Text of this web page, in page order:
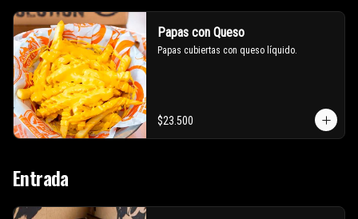
Papas con Queso
Papas cubiertas con queso líquido.
$23.500
Entrada